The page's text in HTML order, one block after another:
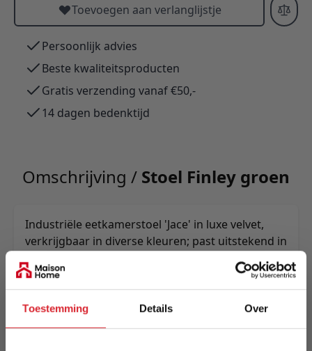
Toestemming Details Over
Toevoegen aan verlanglijstje
Persoonlijk advies
Beste kwaliteitsproducten
Gratis verzending vanaf €50,-
14 dagen bedenktijd
Omschrijving / Stoel Finley groen
Industriële eetkamerstoel 'Jace' in luxe velvet,
verkrijgbaar in diverse kleuren; past uitstekend in
industriële interieurs. Zwart gepoedercoat stalen
frame met vloerdoppen beschermt vloeren.
Kleurtinten kunnen door lichtinval variëren.
Meer informatie